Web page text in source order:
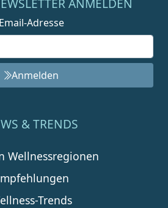
Email-Adresse
Anmelden
& TRENDS
Wellnessregionen
Trends